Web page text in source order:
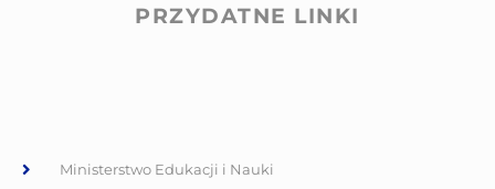
PRZYDATNE LINKI
Ministerstwo Edukacji i Nauki